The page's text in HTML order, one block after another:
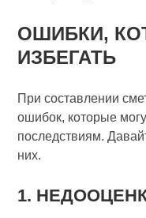
ОШИБКИ,
ИЗБЕГАТЬ
При составлении
ошибок, которые
последствиям.
них.
1.